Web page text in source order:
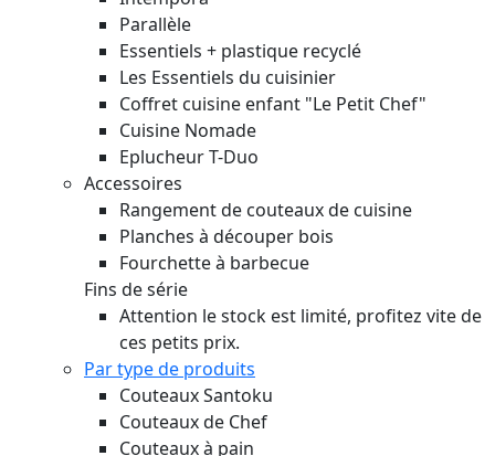
Parallèle
Essentiels + plastique recyclé
Les Essentiels du cuisinier
Coffret cuisine enfant "Le Petit Chef"
Cuisine Nomade
Eplucheur T-Duo
Accessoires
Rangement de couteaux de cuisine
Planches à découper bois
Fourchette à barbecue
Fins de série
Attention le stock est limité, profitez vite de
ces petits prix.
Par type de produits
Couteaux Santoku
Couteaux de Chef
Couteaux à pain